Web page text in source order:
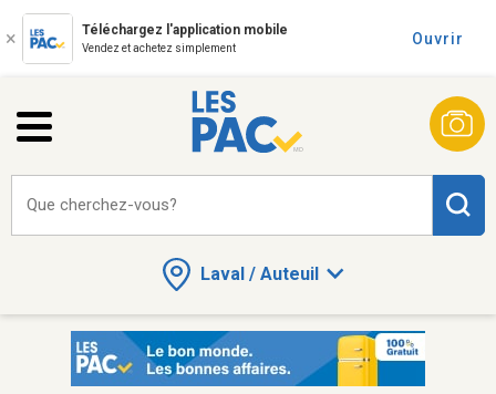
Téléchargez l'application mobile
Vendez et achetez simplement
Ouvrir
Laval / Auteuil
Que cherchez-vous?